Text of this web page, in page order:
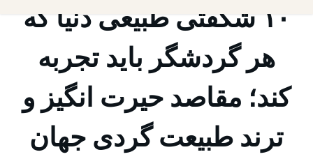
۱۰ شگفتی طبیعی دنیا که
هر گردشگر باید تجربه
کند؛ مقاصد حیرت انگیز و
ترند طبیعت گردی جهان